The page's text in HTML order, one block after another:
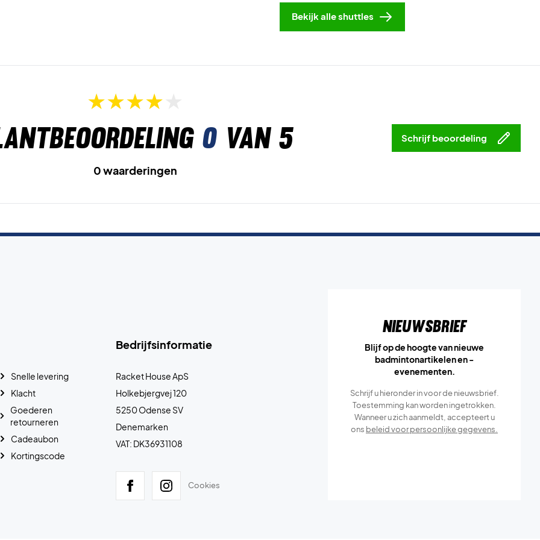
Bekijk alle shuttles
0van 5 Schrijf beoordeling
0 waarderingen
Bedrijfsinformatie
Racket House ApS
Holkebjergvej 120
5250 Odense SV
Denemarken
VAT: DK36931108
Cookies
Snelle levering
Klacht
Goederen
retourneren
Cadeaubon
Kortingscode
Nieuwsbrief
Blijf op de hoogte van nieuwe
badmintonartikelen en -
evenementen.
Schrijf u hieronder in voor de nieuwsbrief.
Toestemming kan worden ingetrokken.
Wanneer u zich aanmeldt, accepteert u
ons beleid voor persoonlijke gegevens.